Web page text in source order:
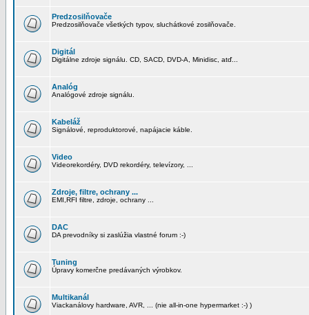
Predzosilňovače
Predzosilňovače všetkých typov, sluchátkové zosilňovače.
Digitál
Digitálne zdroje signálu. CD, SACD, DVD-A, Minidisc, atď...
Analóg
Analógové zdroje signálu.
Kabeláž
Signálové, reproduktorové, napájacie káble.
Video
Videorekordéry, DVD rekordéry, televízory, ...
Zdroje, filtre, ochrany ...
EMI,RFI filtre, zdroje, ochrany ...
DAC
DA prevodníky si zaslúžia vlastné forum :-)
Tuning
Úpravy komerčne predávaných výrobkov.
Multikanál
Viackanálovy hardware, AVR, ... (nie all-in-one hypermarket :-) )